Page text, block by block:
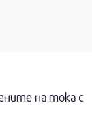
на тока с